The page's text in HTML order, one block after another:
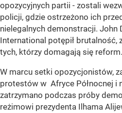
opozycyjnych partii - zostali
policji, gdzie ostrzeżono ich
nielegalnych demonstracji. John
International potępił brutalność,
tych, którzy domagają się reform.
W marcu setki opozycjonistów,
protestów w Afryce Północnej i
zatrzymano podczas próby
reżimowi prezydenta Ilhama